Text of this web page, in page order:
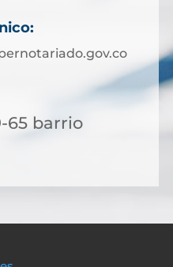
65 barrio